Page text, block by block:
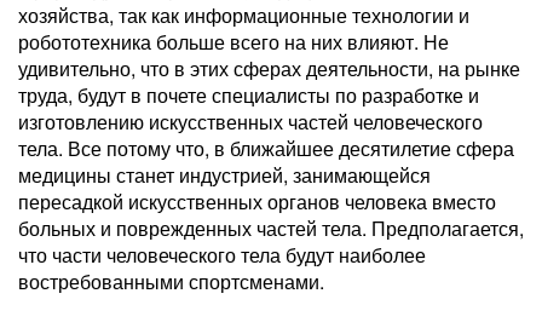
хозяйства, так как информационные технологии и
робототехника больше всего на них влияют. Не
удивительно, что в этих сферах деятельности, на рынке
труда, будут в почете специалисты по разработке и
изготовлению искусственных частей человеческого
тела. Все потому что, в ближайшее десятилетие сфера
медицины станет индустрией, занимающейся
пересадкой искусственных органов человека вместо
больных и поврежденных частей тела. Предполагается,
что части человеческого тела будут наиболее
востребованными спортсменами.